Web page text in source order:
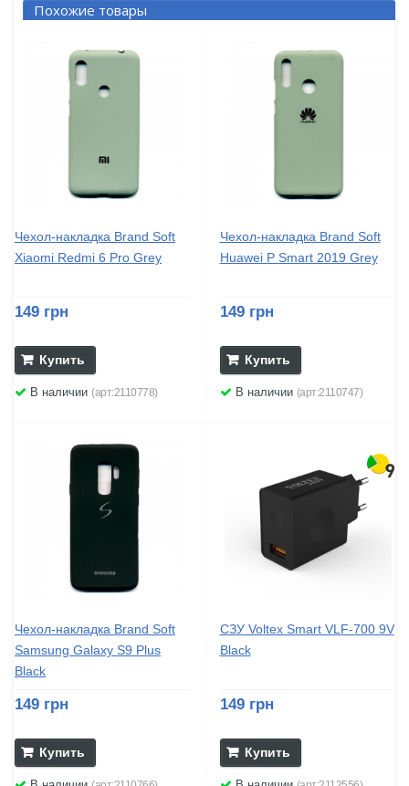
Похожие товары
Чехол-накладка Brand Soft
Xiaomi Redmi 6 Pro Grey
149 грн
Купить
В наличии (арт:2110778)
Чехол-накладка Brand Soft
Huawei P Smart 2019 Grey
149 грн
Купить
В наличии (арт:2110747)
Чехол-накладка Brand Soft
Samsung Galaxy S9 Plus
Black
149 грн
Купить
СЗУ Voltex Smart VLF-700 9V
Black
149 грн
Купить